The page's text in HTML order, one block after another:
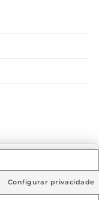
de valores, o
Configurar privacidade